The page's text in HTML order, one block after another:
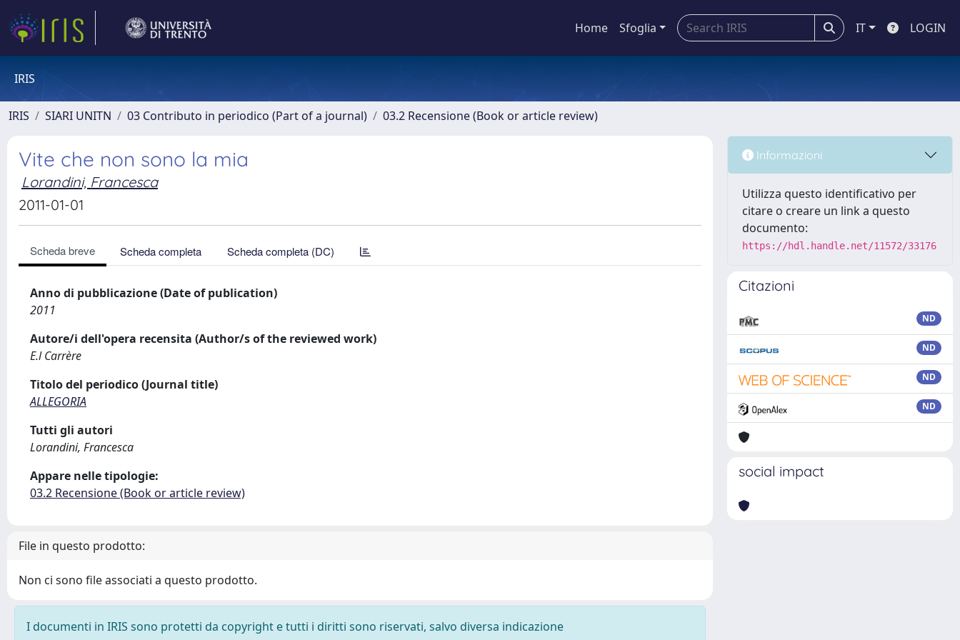
Home Sfoglia IT LOGIN
IRIS
IRIS SIARI UNITN 03 Contributo in periodico (Part of a journal) 03.2 Recensione (Book or article review)
Vite che non sono la mia
Lorandini, Francesca
2011-01-01
Scheda breve Scheda completa Scheda completa (DC)
Anno di pubblicazione (Date of publication)
2011
Autore/i dell'opera recensita (Author/s of the reviewed work)
E.l Carrère
Titolo del periodico (Journal title)
ALLEGORIA
Tutti gli autori
Lorandini, Francesca
Appare nelle tipologie:
03.2 Recensione (Book or article review)
File in questo prodotto:
Non ci sono file associati a questo prodotto.
I documenti in IRIS sono protetti da copyright e tutti i diritti sono riservati, salvo diversa indicazione
Informazioni
Utilizza questo identificativo per
citare o creare un link a questo
documento:
https://hdl.handle.net/11572/33176
Citazioni
ND
ND
ND
ND
social impact